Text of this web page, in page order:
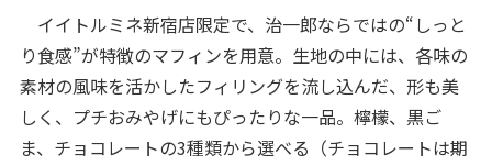
イイトルミネ新宿店限定で、治一郎ならではの“しっと
り食感”が特徴のマフィンを用意。生地の中には、各味の
素材の風味を活かしたフィリングを流し込んだ、形も美
しく、プチおみやげにもぴったりな一品。檸檬、黒ご
ま、チョコレートの3種類から選べる（チョコレートは期